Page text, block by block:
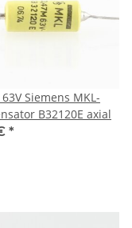
Siemens MKL-
B32120E axial
*